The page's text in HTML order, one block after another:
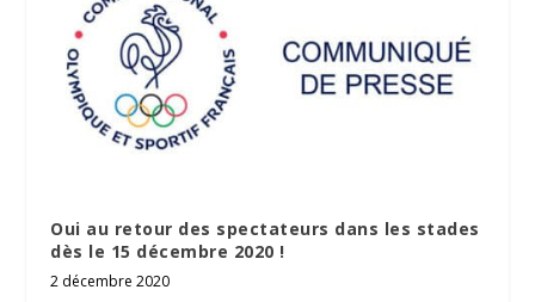
Oui au retour des spectateurs dans les stades
dès le 15 décembre 2020 !
2 décembre 2020